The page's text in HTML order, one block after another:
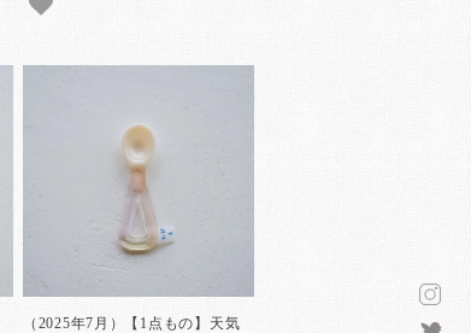
（2025年7月）【1点もの】天気